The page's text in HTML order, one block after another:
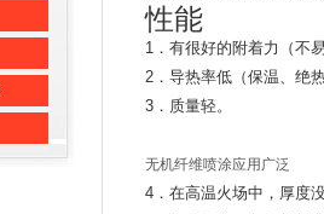
性能
1 ．有很好的附着力（不
2 ．导热率低（保温、绝
3 ．质量轻。
无机纤维喷涂应用广泛
4 ．在高温火场中，厚度